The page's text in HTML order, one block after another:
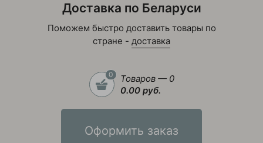
Доставка по Беларуси
Поможем быстро доставить товары по
стране - доставка
0
Товаров — 0
0.00 руб.
Оформить заказ